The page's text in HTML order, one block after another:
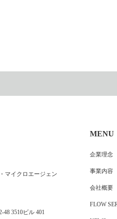
MENU
企業理念
事業内容
会社概要
FLOW
マイクロエージェン
3510ビル 401